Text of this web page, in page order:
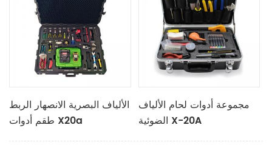
الألياف البصرية الانصهار الربط
طقم أدوات X20a
مجموعة أدوات لحام الألياف
الضوئية X-20A